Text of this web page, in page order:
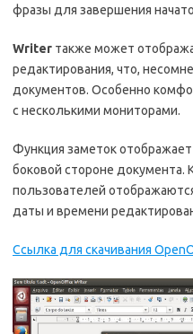
фразы для завершения
Writer также может
редактирования, что,
документов. Особенно
с несколькими мониторами.
Функция заметок
боковой стороне документа.
пользователей
даты и времени
Ссылка для скачивания